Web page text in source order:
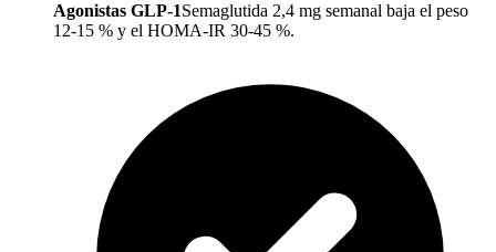
Agonistas GLP-1Semaglutida 2,4 mg semanal baja el peso
12-15 % y el HOMA-IR 30-45 %.